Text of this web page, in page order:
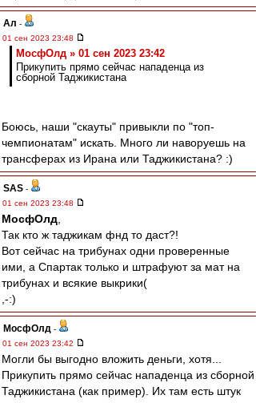
Ал -
01 сен 2023 23:48
МосфОлд » 01 сен 2023 23:42
Прикупить прямо сейчас нападенца из
сборной Таджикистана
Боюсь, наши "скауты" привыкли по "топ-
чемпионатам" искать. Много ли наворуешь на
трансферах из Ирана или Таджикистана? :)
SAS -
01 сен 2023 23:48
МосфОлд
Так кто ж таджикам фнд то даст?!
Вот сейчас на трибунах одни проверенные
ими, а Спартак только и штрафуют за мат на
трибунах и всякие выкрики(
,-:)
МосфОлд -
01 сен 2023 23:42
Могли бы выгодно вложить деньги, хотя...
Прикупить прямо сейчас нападенца из сборной
Таджикистана (как пример). Их там есть штук